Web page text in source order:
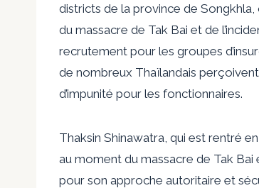
districts de la province de
du massacre de Tak Bai et de
recrutement pour les groupes
de nombreux Thaïlandais
d’impunité pour les fonctionnaires.
Thaksin Shinawatra, qui est rentré
au moment du massacre de Tak
pour son approche autoritaire et